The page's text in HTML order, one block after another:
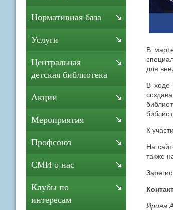
В
для
В ходе
К
На
также
Ирина
Нормативная база
Услуги
Центральная
детская библиотека
Акции
Мероприятия
Профсоюз
СМИ о нас
Клубы по
интересам